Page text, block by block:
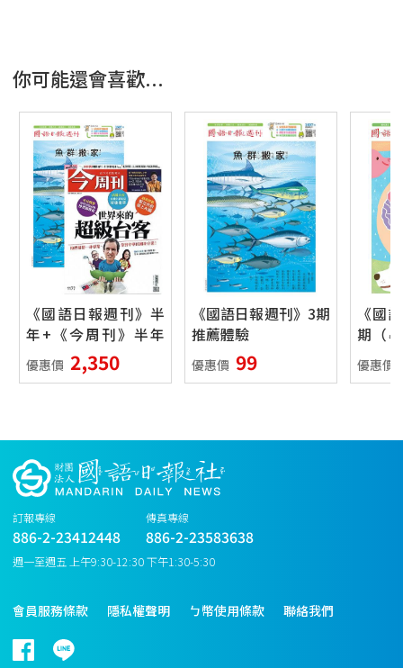
你可能還會喜歡...
《國語日報週刊》半
年+《今周刊》半年
26期 再加送《今周
刊》特刊三本
優惠價 2,350
《國語日報週刊》3期
推薦體驗
優惠價 99
《國
期（
專案）
優惠價
訂報專線
886-2-23412448
傳真專線
886-2-23583638
週一至週五 上午9:30-12:30 下午1:30-5:30
會員服務條款 隱私權聲明 ㄅ幣使用條款 聯絡我們